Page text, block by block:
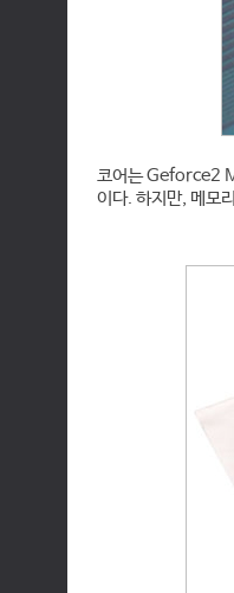
코어는 Geforce2
이다. 하지만, 메모